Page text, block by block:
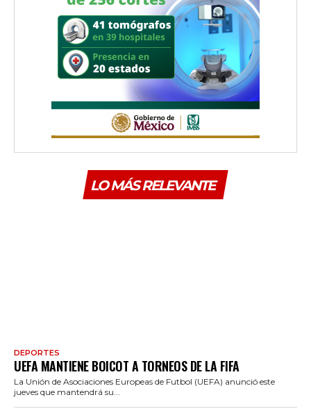
LO MÁS RELEVANTE
DEPORTES
UEFA MANTIENE BOICOT A TORNEOS DE LA FIFA
La Unión de Asociaciones Europeas de Futbol (UEFA) anunció este
jueves que mantendrá su...